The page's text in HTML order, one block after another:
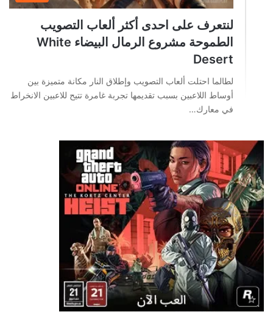
لنتعرف على احدى أكثر ألعاب التصويب
الطموحة مشروع الرمال البيضاء White
Desert
لطالما احتلت ألعاب التصويب وإطلاق النار مكانة متميزة بين
أوساط اللاعبين بسبب تقديمها تجربة غامرة تتيح للاعبين الانخراط
في معارك…